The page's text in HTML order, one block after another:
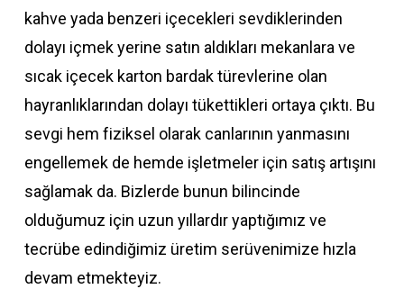
kahve yada benzeri içecekleri sevdiklerinden
dolayı içmek yerine satın aldıkları mekanlara ve
sıcak içecek karton bardak türevlerine olan
hayranlıklarından dolayı tükettikleri ortaya çıktı. Bu
sevgi hem fiziksel olarak canlarının yanmasını
engellemek de hemde işletmeler için satış artışını
sağlamak da. Bizlerde bunun bilincinde
olduğumuz için uzun yıllardır yaptığımız ve
tecrübe edindiğimiz üretim serüvenimize hızla
devam etmekteyiz.